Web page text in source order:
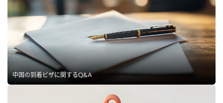
中国の到着ビザに関するQ&A